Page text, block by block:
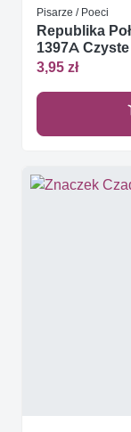
Pisarze / Poeci
Republika
1397A Czyste
3,95 zł